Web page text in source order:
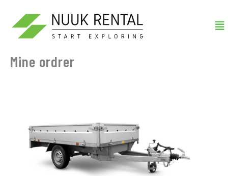
indholdet
Mine ordrer